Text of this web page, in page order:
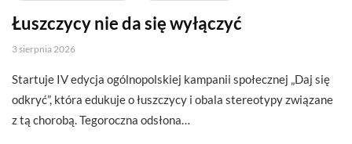
Łuszczycy nie da się wyłączyć
3 sierpnia 2026
Startuje IV edycja ogólnopolskiej kampanii społecznej „Daj się
odkryć”, która edukuje o łuszczycy i obala stereotypy związane
z tą chorobą. Tegoroczna odsłona…